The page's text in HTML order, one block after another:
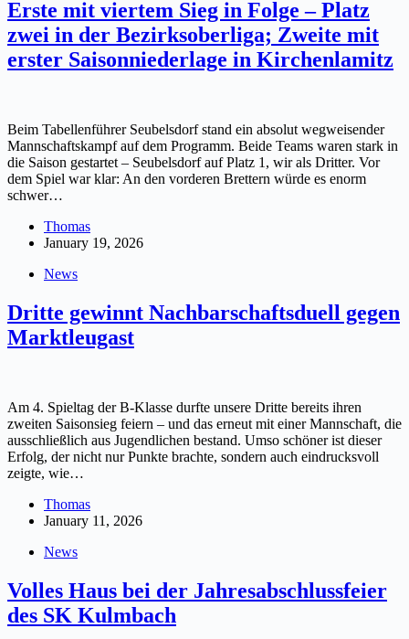
Erste mit viertem Sieg in Folge – Platz
zwei in der Bezirksoberliga; Zweite mit
erster Saisonniederlage in Kirchenlamitz
Beim Tabellenführer Seubelsdorf stand ein absolut wegweisender
Mannschaftskampf auf dem Programm. Beide Teams waren stark in
die Saison gestartet – Seubelsdorf auf Platz 1, wir als Dritter. Vor
dem Spiel war klar: An den vorderen Brettern würde es enorm
schwer…
Thomas
January 19, 2026
News
Dritte gewinnt Nachbarschaftsduell gegen
Marktleugast
Am 4. Spieltag der B-Klasse durfte unsere Dritte bereits ihren
zweiten Saisonsieg feiern – und das erneut mit einer Mannschaft, die
ausschließlich aus Jugendlichen bestand. Umso schöner ist dieser
Erfolg, der nicht nur Punkte brachte, sondern auch eindrucksvoll
zeigte, wie…
Thomas
January 11, 2026
News
Volles Haus bei der Jahresabschlussfeier
des SK Kulmbach